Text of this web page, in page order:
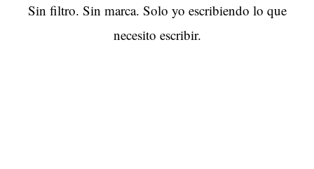
Sin filtro. Sin marca. Solo yo escribiendo lo que
necesito escribir.